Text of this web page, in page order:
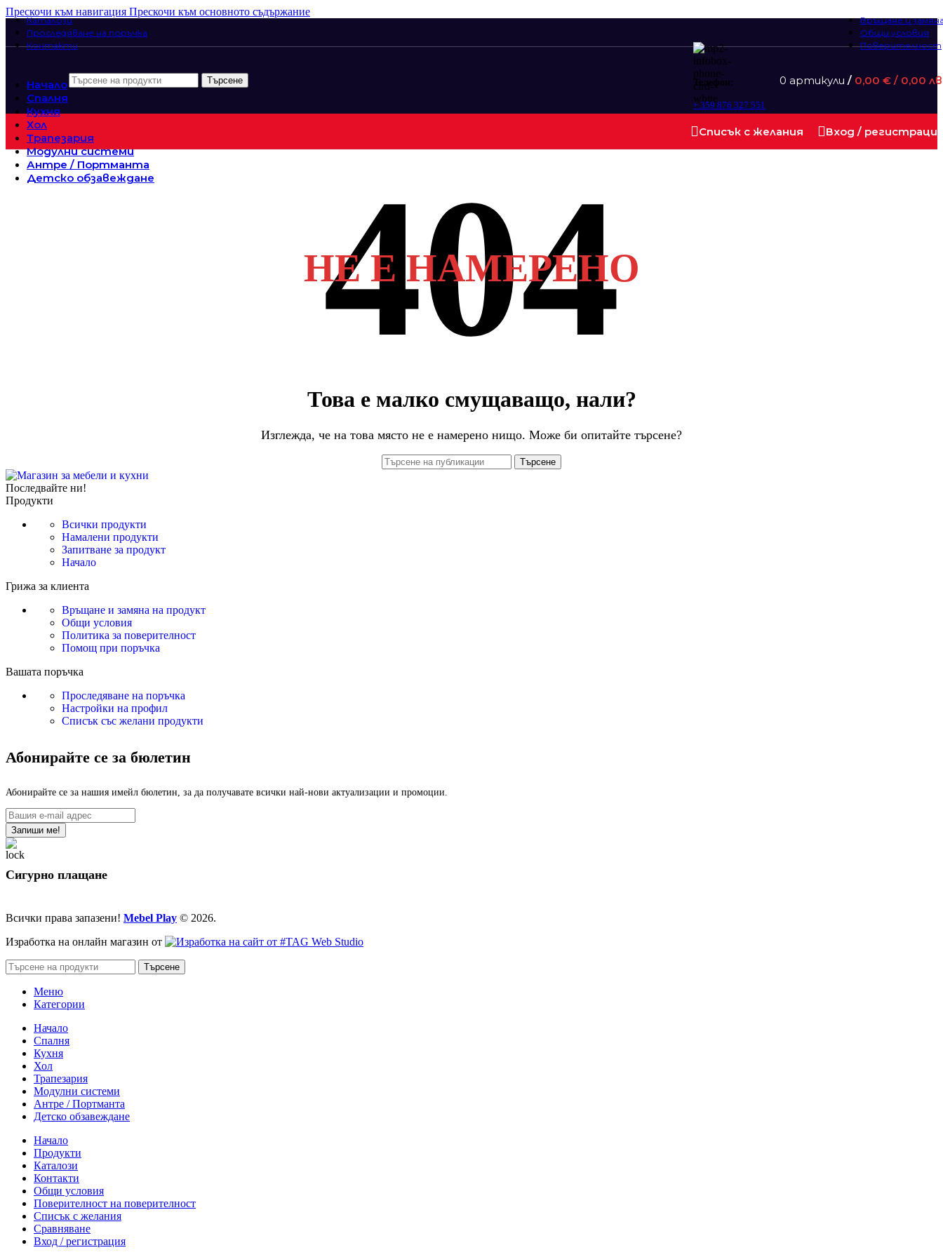
Прескочи към навигация Прескочи към основното съдържание
Каталози
Проследяване на поръчка
Контакти
Връщане и
Общи условия
Поверителност
Търсене Телефон:
+ 359 876 327 551
0 артикули / 0,00 € / 0,00
Начало
Спалня
Кухня
Хол
Трапезария
Модулни системи
Антре / Портманта
Детско обзавеждане
Списък с желания Вход /
НЕ Е НАМЕРЕНО
Това е малко смущаващо, нали?
Изглежда, че на това място не е намерено нищо. Може би опитайте търсене?
Търсене
Последвайте ни!
Продукти
Всички продукти
Намалени продукти
Запитване за продукт
Начало
Грижа за клиента
Връщане и замяна на продукт
Общи условия
Политика за поверителност
Помощ при поръчка
Вашата поръчка
Проследяване на поръчка
Настройки на профил
Списък със желани продукти
Абонирайте се за бюлетин
Абонирайте се за нашия имейл бюлетин, за да получавате всички най-нови актуализации и промоции.
Сигурно плащане
Всички права запазени! Mebel Play © 2026.
Изработка на онлайн магазин от
Търсене
Меню
Категории
Начало
Спалня
Кухня
Хол
Трапезария
Модулни системи
Антре / Портманта
Детско обзавеждане
Начало
Продукти
Каталози
Контакти
Общи условия
Поверителност на поверителност
Списък с желания
Сравняване
Вход / регистрация